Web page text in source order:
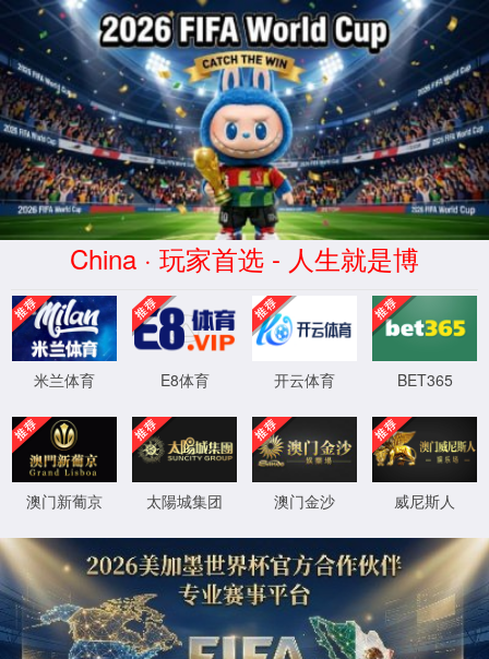
请输入您搜索的信息！
首页
党建馆
科技馆
微特电机科技博物馆
校史馆
双奥馆
视觉艺术馆
民间美术博物馆
首页/视觉艺术馆 展馆预约
展馆简介